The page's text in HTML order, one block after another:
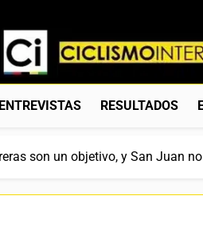
Ciclismo
Web Dedicada Al Ciclismo
ENTREVISTAS RESULTADOS
son un objetivo, y San Juan